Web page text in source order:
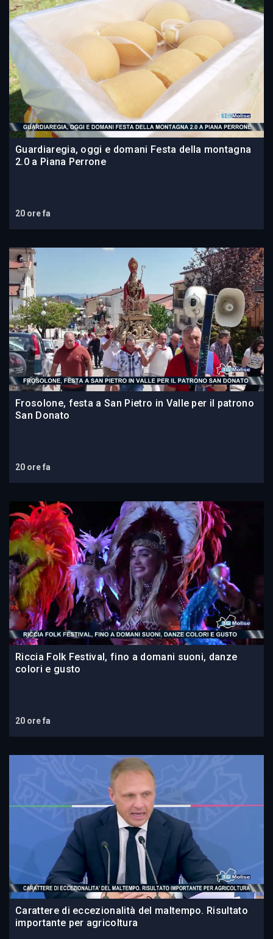
Guardiaregia, oggi e domani Festa della montagna
2.0 a Piana Perrone
20 ore fa
Frosolone, festa a San Pietro in Valle per il patrono
San Donato
20 ore fa
Riccia Folk Festival, fino a domani suoni, danze
colori e gusto
20 ore fa
Carattere di eccezionalità del maltempo. Risultato
importante per agricoltura